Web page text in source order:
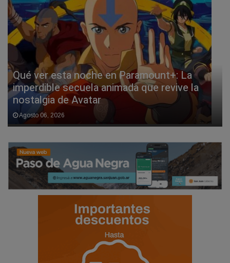
Qué ver esta noche en Paramount+: La
imperdible secuela animada que revive la
nostalgia de Avatar
Agosto 06, 2026